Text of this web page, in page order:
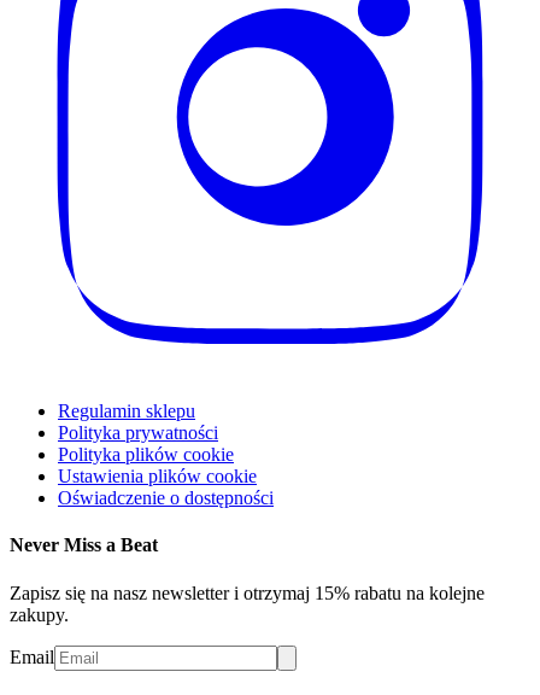
Regulamin sklepu
Polityka prywatności
Polityka plików cookie
Ustawienia plików cookie
Oświadczenie o dostępności
Never Miss a Beat
Zapisz się na nasz newsletter i otrzymaj 15% rabatu na kolejne
zakupy.
Email